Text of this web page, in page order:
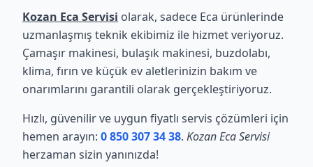
Kozan Eca Servisi olarak, sadece Eca ürünlerinde
uzmanlaşmış teknik ekibimiz ile hizmet veriyoruz.
Çamaşır makinesi, bulaşık makinesi, buzdolabı,
klima, fırın ve küçük ev aletlerinizin bakım ve
onarımlarını garantili olarak gerçekleştiriyoruz.
Hızlı, güvenilir ve uygun fiyatlı servis çözümleri için
hemen arayın: 0 850 307 34 38. Kozan Eca Servisi
herzaman sizin yanınızda!